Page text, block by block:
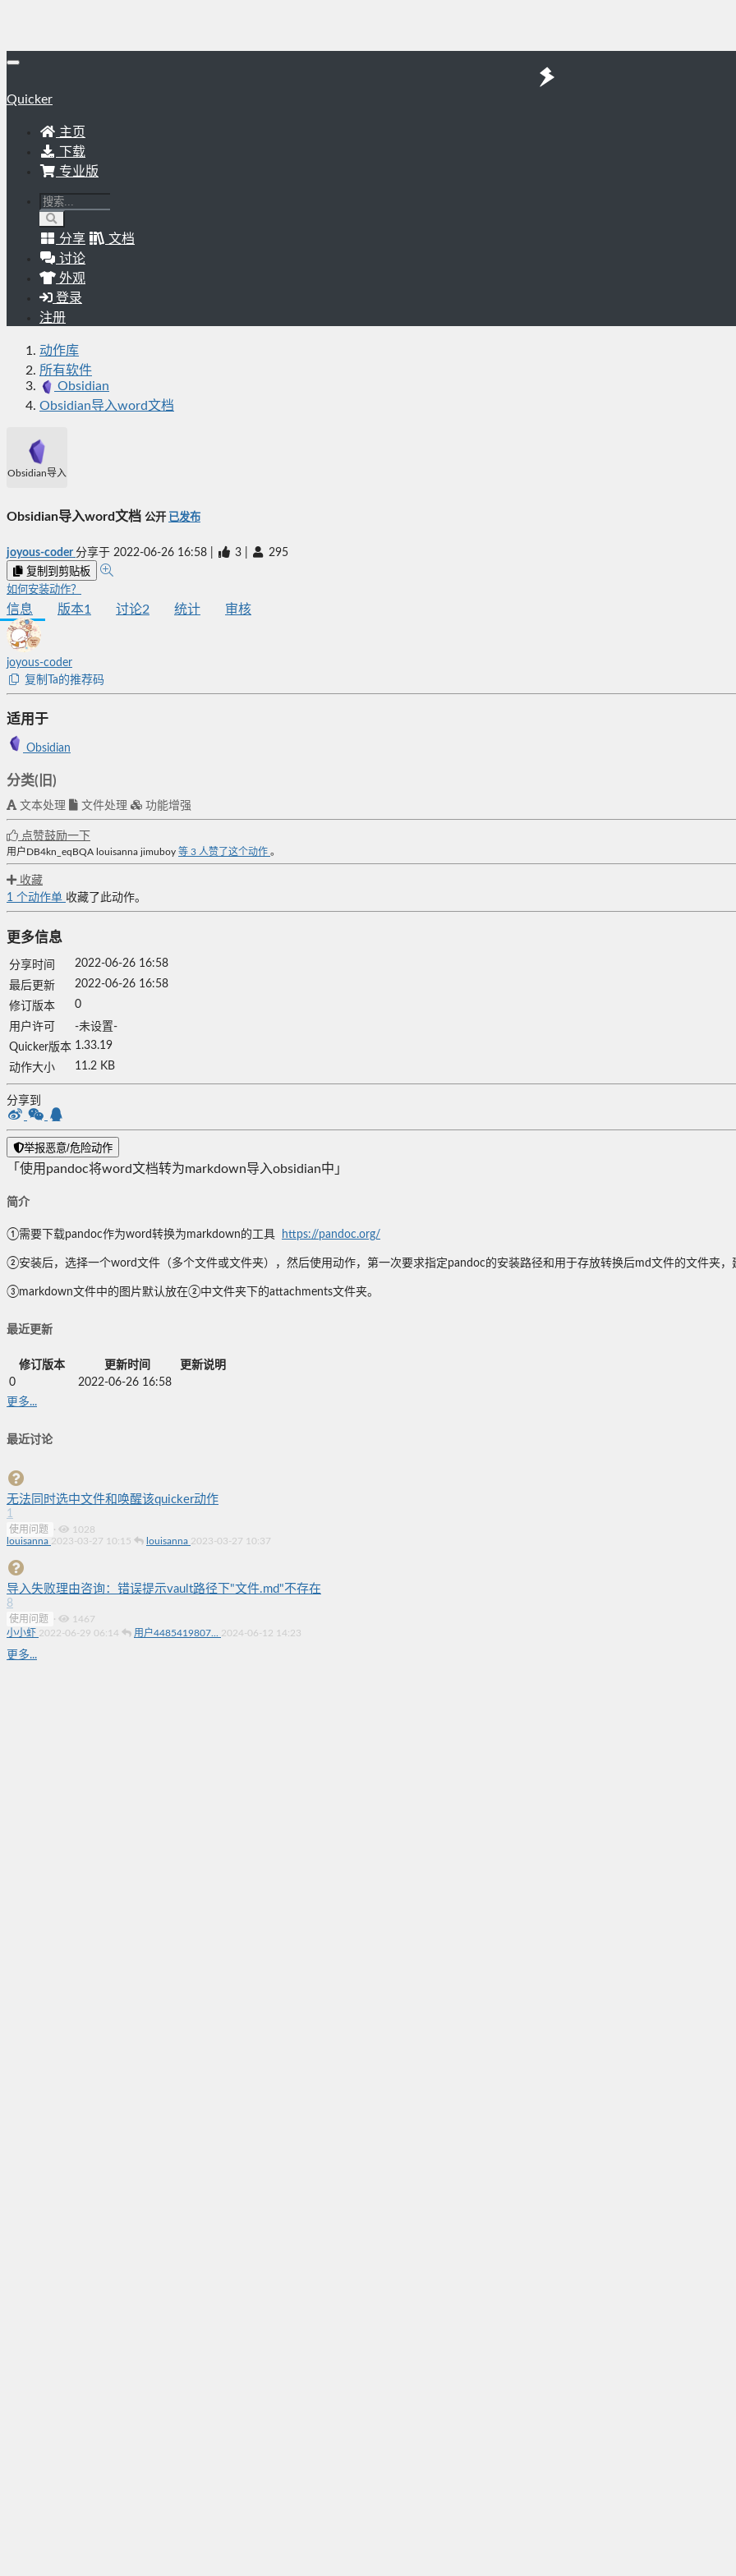
Quicker
主页
下载
专业版
分享
文档
讨论
外观
登录
注册
动作库
所有软件
Obsidian
Obsidian导入word文档
Obsidian导入word文档
Obsidian导入word文档 公开 已发布
joyous-coder分享于 2022-06-26 16:58 3 295
复制到剪贴板
如何安装动作？
信息 版本1 讨论2 统计 审核
joyous-coder
复制Ta的推荐码
适用于
Obsidian
分类(旧)
文本处理 文件处理 功能增强
点赞鼓励一下
用户DB4kn_eqBQA louisanna jimuboy 等 3 人赞了这个动作 。
收藏
1 个动作单 收藏了此动作。
更多信息
分享时间
2022-06-26 16:58
最后更新
2022-06-26 16:58
修订版本
0
用户许可
-未设置-
Quicker版本 1.33.19
动作大小
11.2 KB
分享到
举报恶意/危险动作
「使用pandoc将word文档转为markdown导入obsidian中」
简介
①需要下载pandoc作为word转换为markdown的工具 https://pandoc.org/
②安装后，选择一个word文件（多个文件或文件夹），然后使用动作，第一次要求指定pandoc的安装路径和用于存放转换后md文件的文件夹，
③markdown文件中的图片默认放在②中文件夹下的attachments文件夹。
最近更新
修订版本 更新时间
更新说明
0
2022-06-26 16:58
更多...
最近讨论
无法同时选中文件和唤醒该quicker动作
1
使用问题 ·
1028
louisanna 2023-03-27 10:15 louisanna 2023-03-27 10:37
导入失败理由咨询：错误提示vault路径下"文件.md"不存在
8
使用问题 ·
1467
小小虾 2022-06-29 06:14 用户4485419807... 2024-06-12 14:23
更多...